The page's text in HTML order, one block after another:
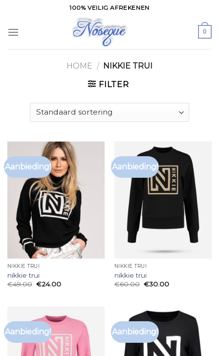
content
100% VEILIG AFREKENEN
0
HOME / NIKKIE TRUI
FILTER
Aanbieding!
NIKKIE TRUI
nikkie trui
€49.00 €24.00
Aanbieding!
NIKKIE TRUI
nikkie trui
€60.00 €30.00
Aanbieding! Aanbieding!